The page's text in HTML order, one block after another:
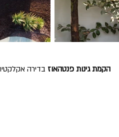
הקמת גינות פנטהאוז